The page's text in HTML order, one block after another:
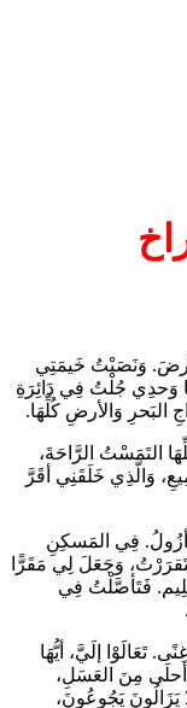
وَنَصَبْتُ خَيمَتِي
وَحدِي جُلْتُ فِي دَائِرَةِ
البَحرِ وَالأرضِ كُلِّهَا.
التَمَسْتُ الرَّاحَةَ،
وَالَّذِي خَلَقَنِي أقَرَّ
أزُولُ. فِي المَسكِنِ
وَجَعَلَ لِي مَقَرًّا
فَتَأصَّلْتُ فِي
تَعَالَوْا إلَيَّ، أيُّهَا
أحلَى مِنَ العَسَلِ،
يَزَالُونَ يَجُوعُونَ،